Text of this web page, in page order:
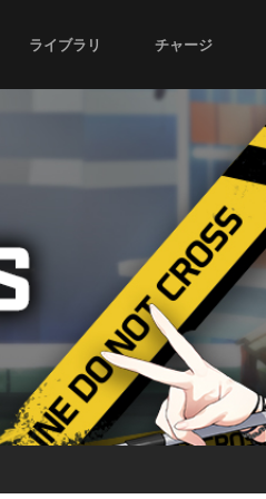
ライブラリ チャージ